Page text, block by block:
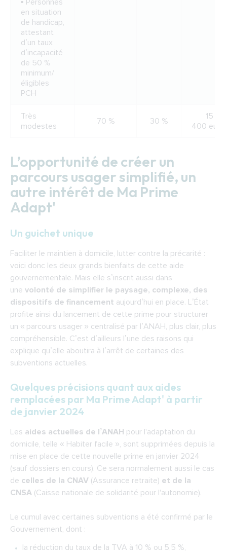
▪ Personnes
en situation
de handicap,
attestant
d’un taux
d’incapacité
de 50 %
minimum/
éligibles
PCH
Très
modestes
70 % 30 %
15
400
L’opportunité de créer un
parcours usager simplifié, un
autre intérêt de Ma Prime
Adapt'
Un guichet unique
Faciliter le maintien à domicile, lutter contre la précarité :
voici donc les deux grands bienfaits de cette aide
gouvernementale. Mais elle s’inscrit aussi dans
une volonté de simplifier le paysage, complexe, des
dispositifs de financement aujourd’hui en place. L’État
profite ainsi du lancement de cette prime pour structurer
un « parcours usager » centralisé par l’ANAH, plus clair, plus
compréhensible. C’est d’ailleurs l’une des raisons qui
explique qu’elle aboutira à l’arrêt de certaines des
subventions actuelles.
Quelques précisions quant aux aides
remplacées par Ma Prime Adapt' à partir
de janvier 2024
Les aides actuelles de l’ANAH pour l'adaptation du
domicile, telle « Habiter facile », sont supprimées depuis la
mise en place de cette nouvelle prime en janvier 2024
(sauf dossiers en cours). Ce sera normalement aussi le cas
de celles de la CNAV (Assurance retraite) et de la
CNSA (Caisse nationale de solidarité pour l'autonomie).
Le cumul avec certaines subventions a été confirmé par le
Gouvernement, dont :
la réduction du taux de la TVA à 10 % ou 5,5 %,